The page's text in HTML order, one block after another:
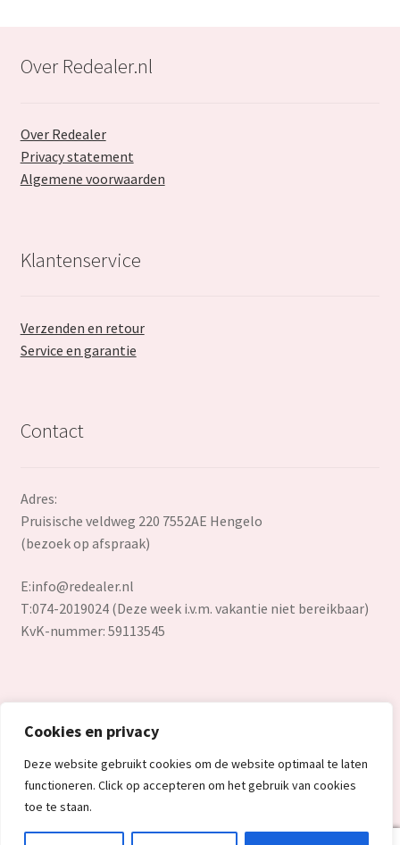
Cookies en privacy
Deze website gebruikt cookies om de website optimaal te laten
functioneren. Click op accepteren om het gebruik van cookies
toe te staan.
Over Redealer.nl
Over Redealer
Privacy statement
Algemene voorwaarden
Klantenservice
Verzenden en retour
Service en garantie
Contact
Adres:
Pruisische veldweg 220 7552AE Hengelo
(bezoek op afspraak)
E:info@redealer.nl
T:074-2019024 (Deze week i.v.m. vakantie niet bereikbaar)
KvK-nummer: 59113545
© Redealer.nl | Gecontroleerde retourproducten en nieuwe
overstockproducten tegen een onverslaanbare lage prijs.
2026